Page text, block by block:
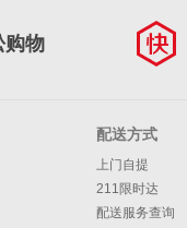
一对装
购物
配送方式
上门自提
211限时达
配送服务查询